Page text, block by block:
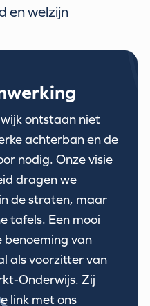
en welzijn
ontstaan niet
achterban en de
nodig. Onze visie
dragen we
de straten, maar
tafels. Een mooi
benoeming van
als voorzitter van
Onderwijs. Zij
link met ons